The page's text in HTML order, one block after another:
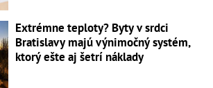
Extrémne teploty? Byty v srdci
Bratislavy majú výnimočný systém,
ktorý ešte aj šetrí náklady